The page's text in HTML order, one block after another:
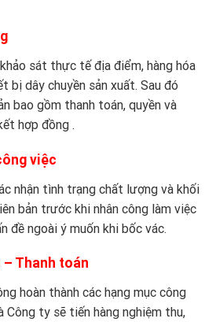
sát thực tế địa điểm, hàng hóa
bị dây chuyền sản xuất. Sau đó
bao gồm thanh toán, quyền và
hợp đồng .
việc
nhận tình trạng chất lượng và khối
bản trước khi nhân công làm việc
đề ngoài ý muốn khi bốc vác.
Thanh toán
hoàn thành các hạng mục công
Công ty sẽ tiến hàng nghiệm thu,